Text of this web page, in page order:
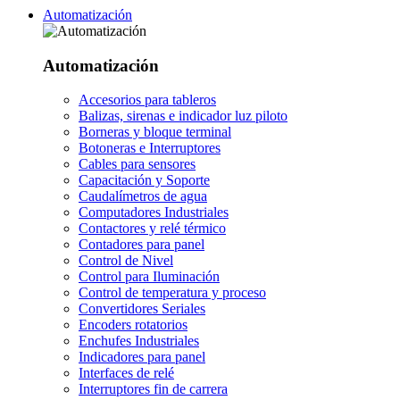
Automatización
Automatización
Accesorios para tableros
Balizas, sirenas e indicador luz piloto
Borneras y bloque terminal
Botoneras e Interruptores
Cables para sensores
Capacitación y Soporte
Caudalímetros de agua
Computadores Industriales
Contactores y relé térmico
Contadores para panel
Control de Nivel
Control para Iluminación
Control de temperatura y proceso
Convertidores Seriales
Encoders rotatorios
Enchufes Industriales
Indicadores para panel
Interfaces de relé
Interruptores fin de carrera